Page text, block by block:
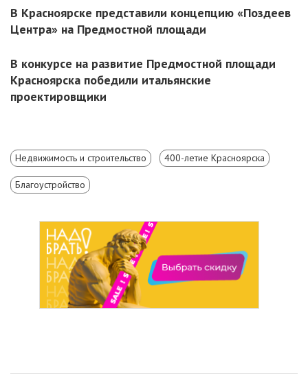
В Красноярске представили концепцию «Поздеев
Центра» на Предмостной площади
В конкурсе на развитие Предмостной площади
Красноярска победили итальянские
проектировщики
Недвижимость и строительство 400-летие Красноярска
Благоустройство